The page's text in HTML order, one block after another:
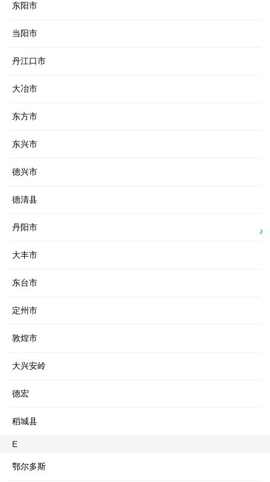
东阳市
当阳市
丹江口市
大冶市
东方市
东兴市
德兴市
德清县
丹阳市
大丰市
东台市
定州市
敦煌市
大兴安岭
德宏
稻城县
E
鄂尔多斯
J